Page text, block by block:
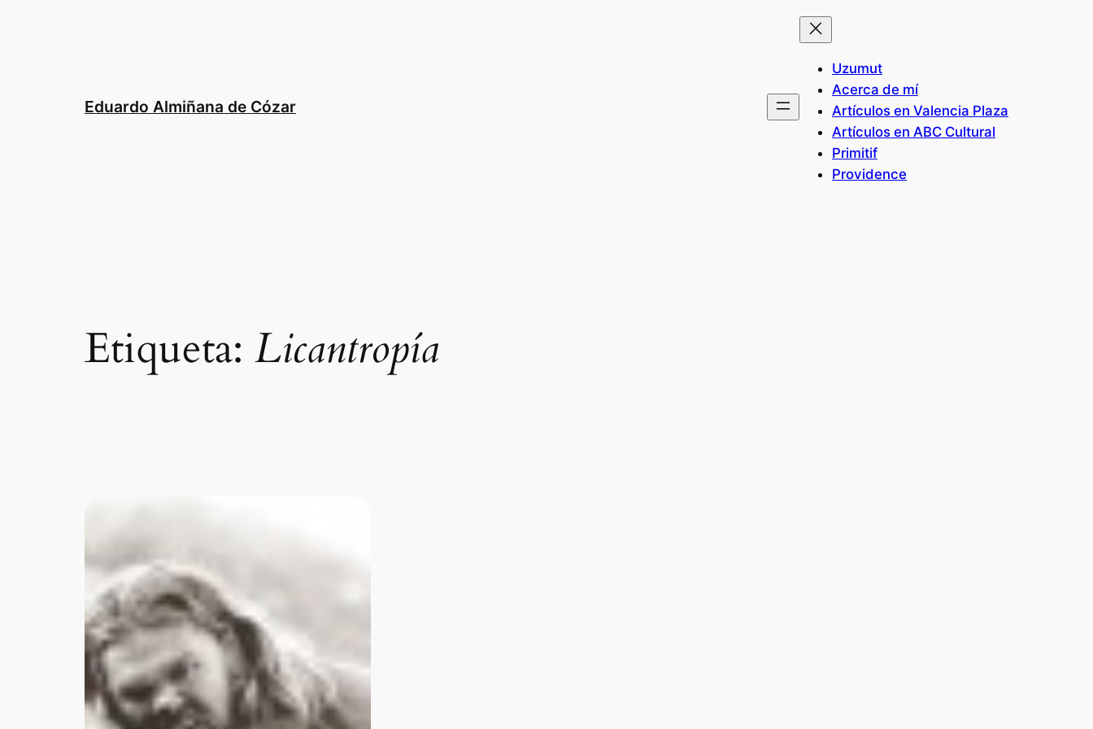
Eduardo Almiñana de Cózar
Uzumut
Acerca de mí
Artículos en Valencia Plaza
Artículos en ABC Cultural
Primitif
Providence
Etiqueta: Licantropía